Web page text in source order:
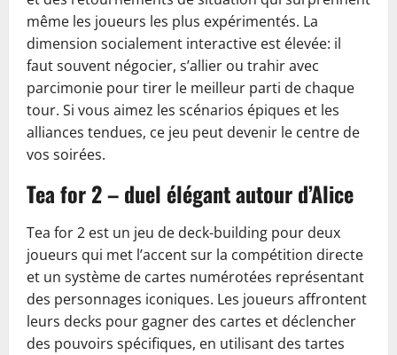
même les joueurs les plus expérimentés. La
dimension socialement interactive est élevée: il
faut souvent négocier, s’allier ou trahir avec
parcimonie pour tirer le meilleur parti de chaque
tour. Si vous aimez les scénarios épiques et les
alliances tendues, ce jeu peut devenir le centre de
vos soirées.
Tea for 2 – duel élégant autour d’Alice
Tea for 2 est un jeu de deck-building pour deux
joueurs qui met l’accent sur la compétition directe
et un système de cartes numérotées représentant
des personnages iconiques. Les joueurs affrontent
leurs decks pour gagner des cartes et déclencher
des pouvoirs spécifiques, en utilisant des tartes